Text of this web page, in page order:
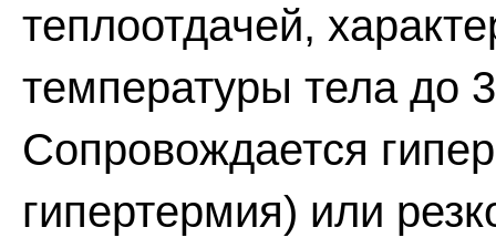
теплоотдачей,
температуры тела до
Сопровождается
гипертермия) или